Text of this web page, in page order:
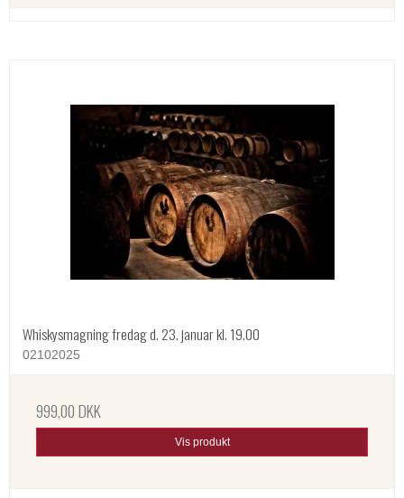
Whiskysmagning fredag d. 23. januar kl. 19.00
02102025
999,00 DKK
Vis produkt